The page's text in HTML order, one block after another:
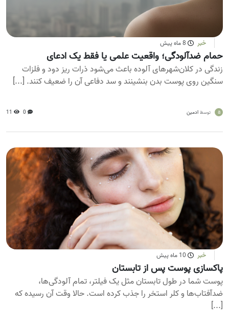
خبر 8 ماه پیش
حمام ضدآلودگی؛ واقعیت علمی یا فقط یک ادعای
زندگی در کلان‌شهرهای آلوده باعث می‌شود ذرات ریز دود و فلزات
سنگین روی پوست بدن بنشینند و سد دفاعی آن را ضعیف کنند. [...]
a توسط ادمین 0
11
خبر 10 ماه پیش
پاکسازی پوست پس از تابستان
پوست شما در طول تابستان مثل یک فیلتر، تمام آلودگی‌ها،
ضدآفتاب‌ها و کلر استخر را جذب کرده است. حالا وقت آن رسیده که
[...]